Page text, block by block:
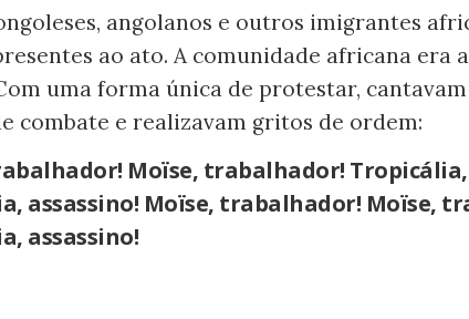
angolanos e outros imigrantes
ao ato. A comunidade africana era
uma forma única de protestar,
combate e realizavam gritos de ordem:
Moïse, trabalhador! Tropicália,
assassino! Moïse, trabalhador! Moïse,
assassino!